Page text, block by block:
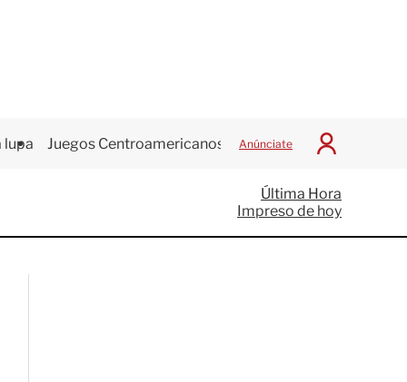
lupa Juegos Centroamericanos Anúnciate
I
c
i
a
Última Hora
Impreso de hoy